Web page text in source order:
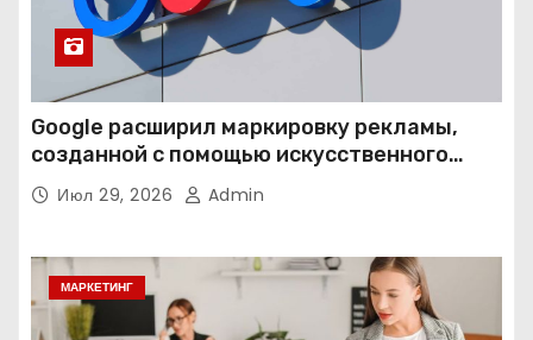
Google расширил маркировку рекламы,
созданной с помощью искусственного
интеллекта
Июл 29, 2026 Admin
МАРКЕТИНГ